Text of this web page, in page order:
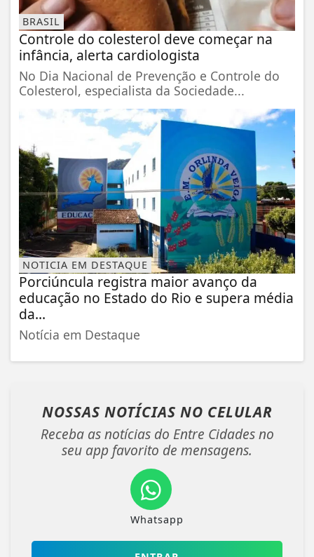
BRASIL
Controle do colesterol deve começar na
infância, alerta cardiologista
No Dia Nacional de Prevenção e Controle do
Colesterol, especialista da Sociedade...
NOTICIA EM DESTAQUE
Porciúncula registra maior avanço da
educação no Estado do Rio e supera média
da...
Notícia em Destaque
NOSSAS NOTÍCIAS NO CELULAR
Receba as notícias do Entre Cidades no
seu app favorito de mensagens.
Whatsapp